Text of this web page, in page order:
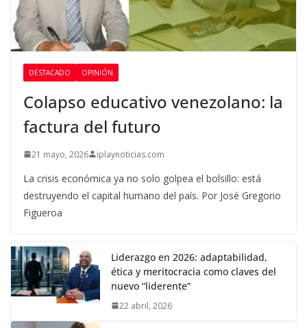
DESTACADO OPINIÓN
Colapso educativo venezolano: la
factura del futuro
21 mayo, 2026 iplaynoticias.com
La crisis económica ya no solo golpea el bolsillo: está
destruyendo el capital humano del país. Por José Gregorio
Figueroa
Liderazgo en 2026: adaptabilidad,
ética y meritocracia como claves del
nuevo “liderente”
22 abril, 2026